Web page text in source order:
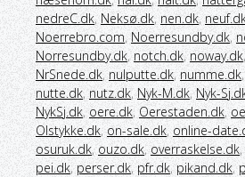
nedreC.dk, Neksø.dk, nen.dk,
Noerrebro.com, Noerresundby.dk,
Norresundby.dk, notch.dk, noway.dk,
NrSnede.dk, nulputte.dk, numme.dk,
nutte.dk, nutz.dk, Nyk-M.dk, Nyk-
NykSj.dk, oere.dk, Oerestaden.dk,
Olstykke.dk, on-sale.dk, online-
osuruk.dk, ouzo.dk, overraskelse.dk,
pei.dk, perser.dk, pfr.dk, pikand.dk,